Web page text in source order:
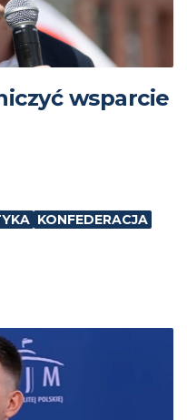
wsparcie
KONFEDERACJA